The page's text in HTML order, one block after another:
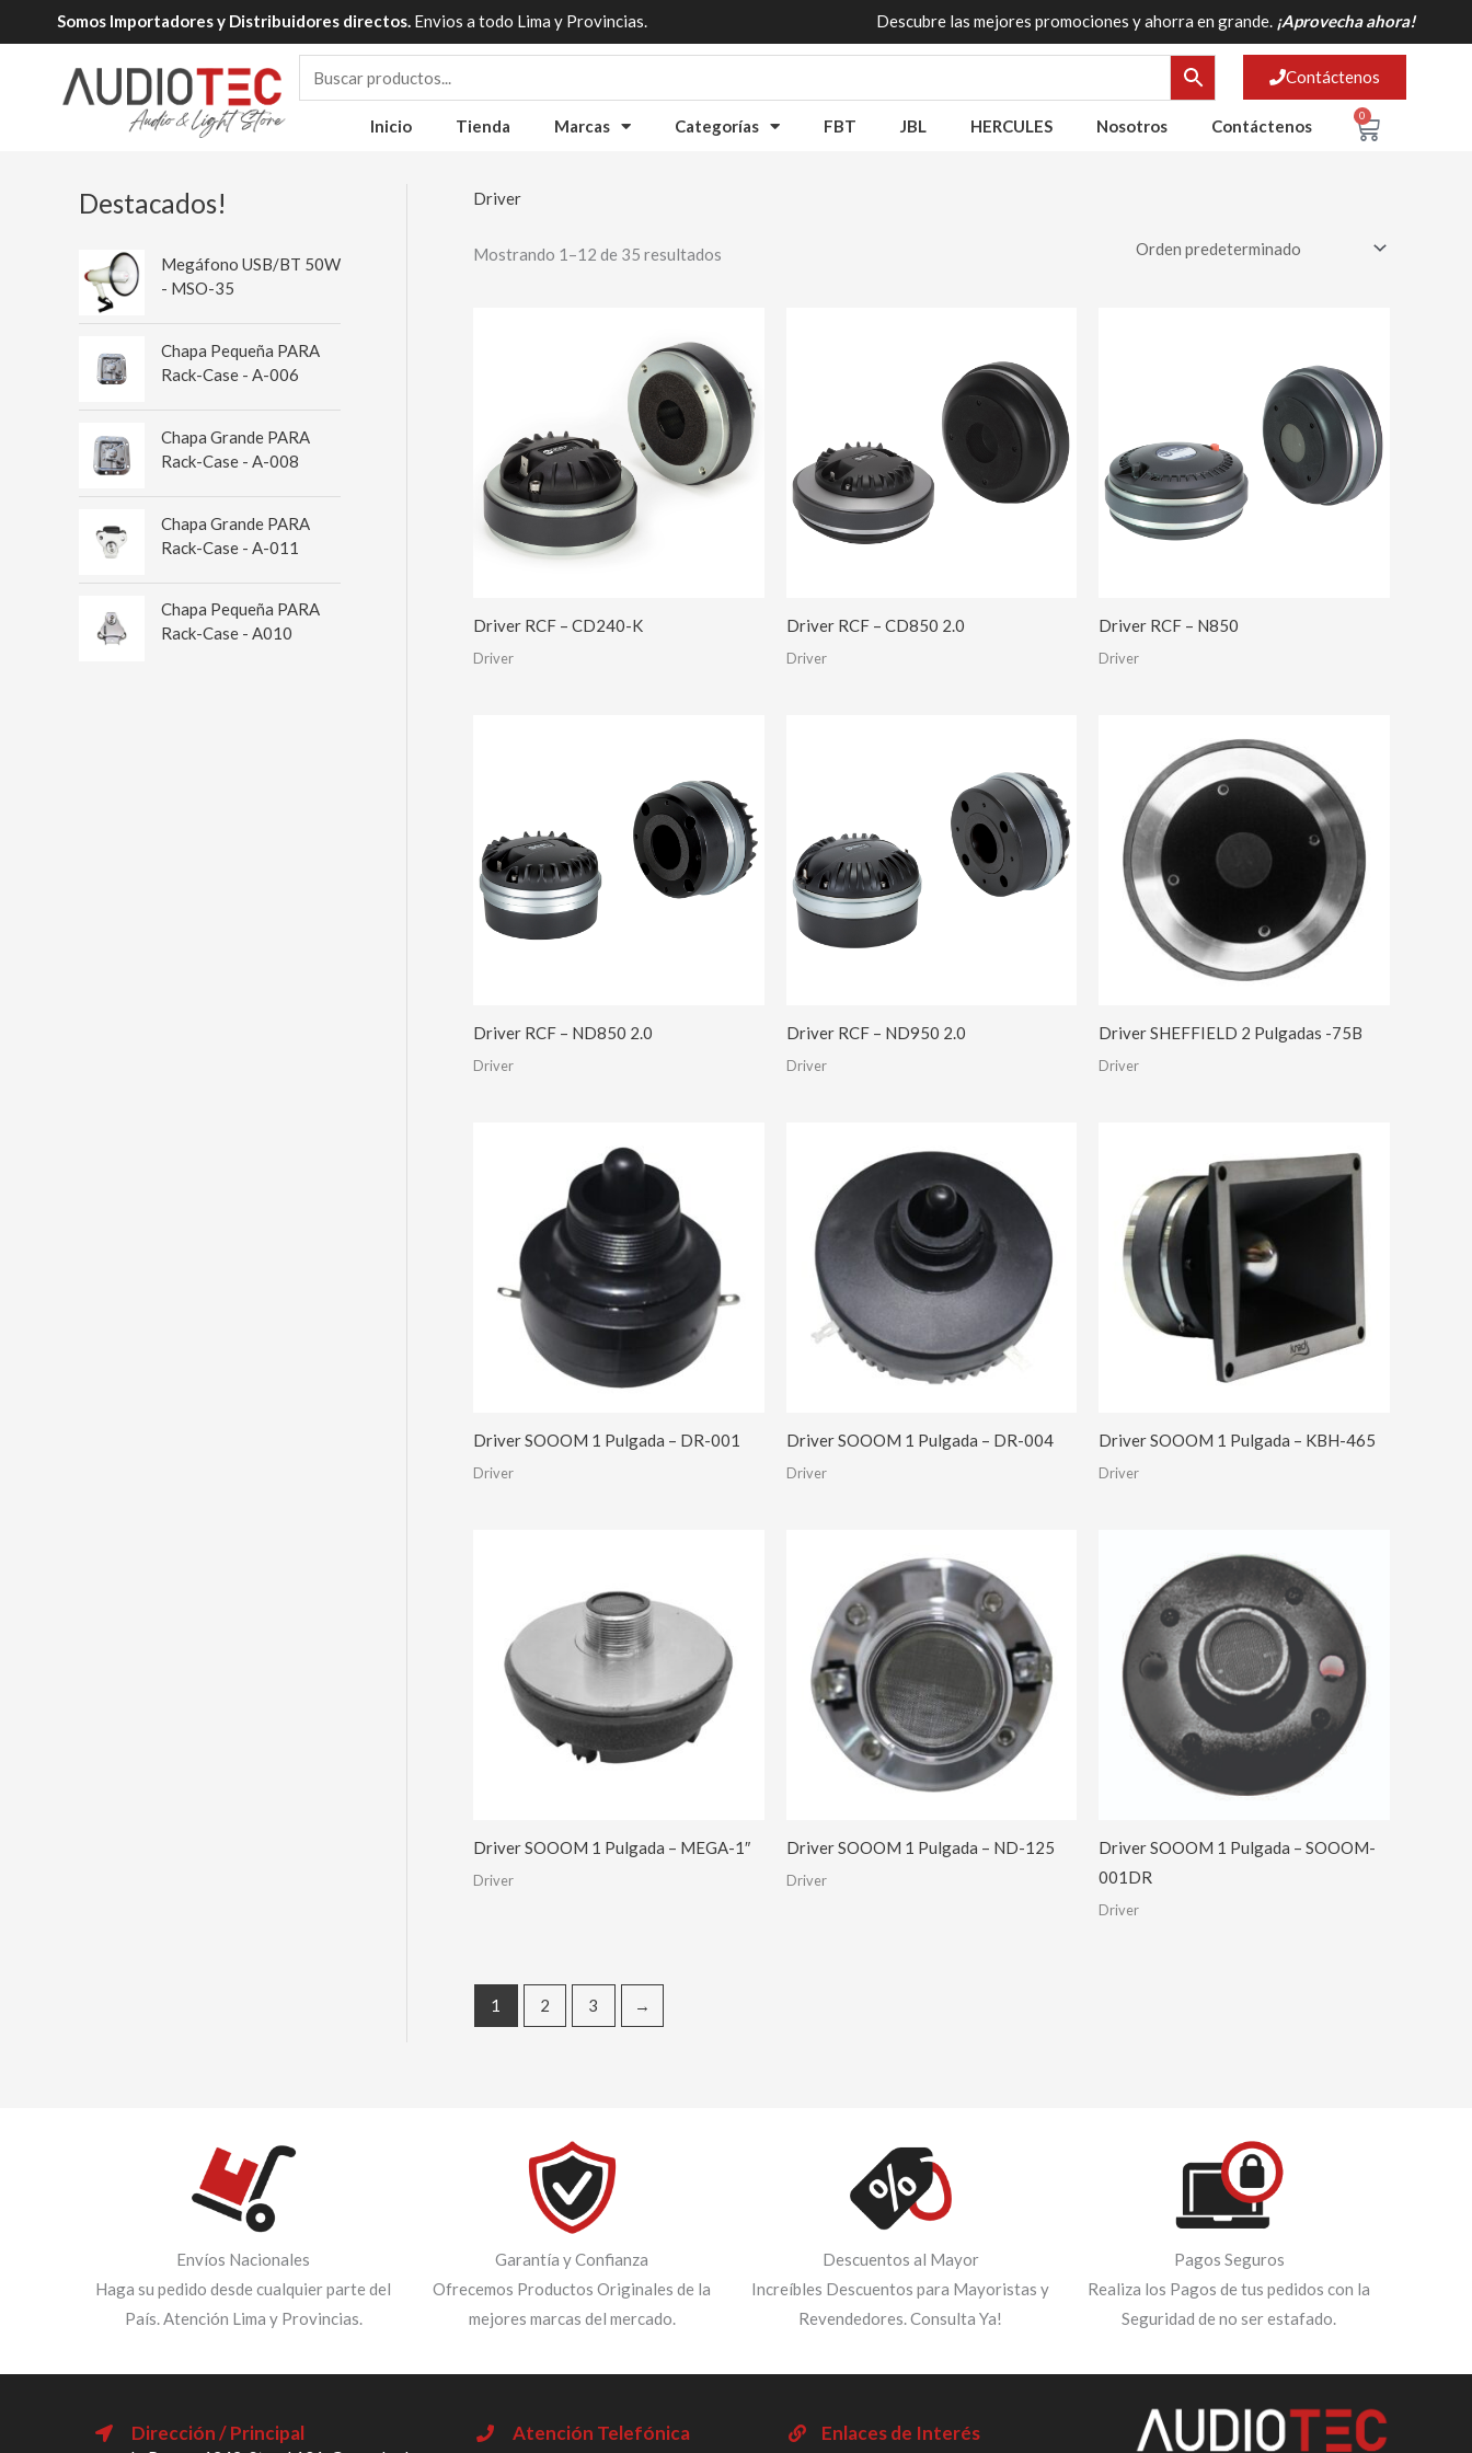
al
Somos Importadores y Distribuidores directos. Envios a todo Lima y Provincias. Descubre las mejores promociones y ahorra en grande. ¡Aprovecha ahora!
Contáctenos
Inicio Tienda Marcas Categorías FBT JBL HERCULES Nosotros Contáctenos
0 Cart
Destacados!
Megáfono USB/BT 50W
- MSO-35
Chapa Pequeña PARA
Rack-Case - A-006
Chapa Grande PARA
Rack-Case - A-008
Chapa Grande PARA
Rack-Case - A-011
Chapa Pequeña PARA
Rack-Case - A010
Driver
Mostrando 1–12 de 35 resultados
Driver RCF – CD240-K
Driver
Driver RCF – CD850 2.0
Driver
Driver RCF – N850
Driver
Driver RCF – ND850 2.0
Driver
Driver RCF – ND950 2.0
Driver
Driver SHEFFIELD 2 Pulgadas -75B
Driver
Driver SOOOM 1 Pulgada – DR-001
Driver
Driver SOOOM 1 Pulgada – DR-004
Driver
Driver SOOOM 1 Pulgada – KBH-465
Driver
Driver SOOOM 1 Pulgada – MEGA-1″
Driver
Driver SOOOM 1 Pulgada – ND-125
Driver
Driver SOOOM 1 Pulgada – SOOOM-
001DR
Driver
1 2 3 →
Envíos Nacionales
Haga su pedido desde cualquier parte del
País. Atención Lima y Provincias.
Garantía y Confianza
Ofrecemos Productos Originales de la
mejores marcas del mercado.
Descuentos al Mayor
Increíbles Descuentos para Mayoristas y
Revendedores. Consulta Ya!
Pagos Seguros
Realiza los Pagos de tus pedidos con la
Seguridad de no ser estafado.
Dirección / Principal Atención Telefónica Enlaces de Interés